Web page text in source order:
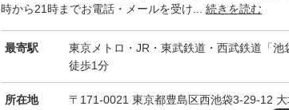
時から21時までお電話・メールを受け... 続きを読む
最寄駅
東京メトロ・JR・東武鉄道・西武鉄道「池
徒歩1分
所在地
〒171-0021 東京都豊島区西池袋3-29-12